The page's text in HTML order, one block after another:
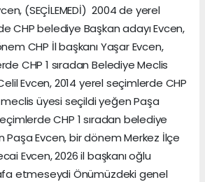
(SEÇİLEMEDİ) 2004 de yerel
CHP belediye Başkan adayı Evcen,
CHP İl başkanı Yaşar Evcen,
CHP 1 sıradan Belediye Meclis
Evcen, 2014 yerel seçimlerde CHP
üyesi seçildi yeğen Paşa
CHP 1 sıradan belediye
Paşa Evcen, bir dönem Merkez İlçe
Evcen, 2026 il başkanı oğlu
etmeseydi Önümüzdeki genel